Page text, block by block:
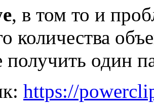
, в том то и
количества
получить один
https://